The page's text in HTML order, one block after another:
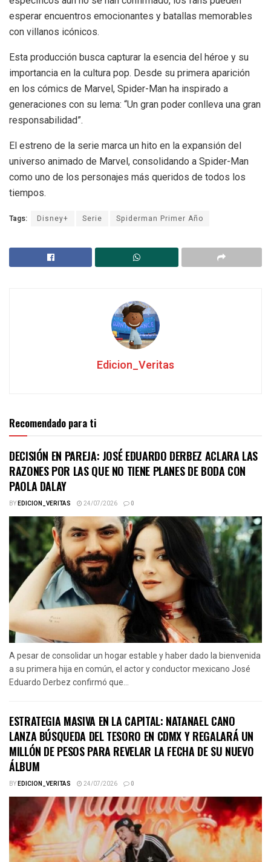
esperar encuentros emocionantes y batallas memorables
con villanos icónicos.
Esta producción busca capturar la esencia del héroe y su
importancia en la cultura pop. Desde su primera aparición
en los cómics de Marvel, Spider-Man ha inspirado a
generaciones con su lema: “Un gran poder conlleva una gran
responsabilidad”.
El estreno de la serie marca un hito en la expansión del
universo animado de Marvel, consolidando a Spider-Man
como uno de los personajes más queridos de todos los
tiempos.
Tags: Disney+ Serie Spiderman Primer Año
Edicion_Veritas
Recomendado para ti
DECISIÓN EN PAREJA: JOSÉ EDUARDO DERBEZ ACLARA LAS
RAZONES POR LAS QUE NO TIENE PLANES DE BODA CON
PAOLA DALAY
BYEDICION_VERITAS 24/07/2026 0
A pesar de consolidar un hogar estable y haber dado la bienvenida
a su primera hija en común, el actor y conductor mexicano José
Eduardo Derbez confirmó que...
ESTRATEGIA MASIVA EN LA CAPITAL: NATANAEL CANO
LANZA BÚSQUEDA DEL TESORO EN CDMX Y REGALARÁ UN
MILLÓN DE PESOS PARA REVELAR LA FECHA DE SU NUEVO
ÁLBUM
BYEDICION_VERITAS 24/07/2026 0